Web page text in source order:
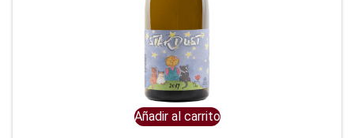
Añadir al carrito